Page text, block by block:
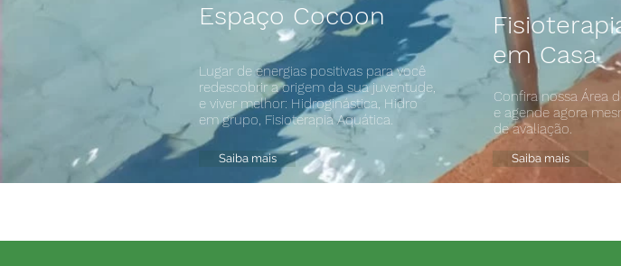
em Casa
Confira nossa Área
e agende agora
de avaliação.
Saiba mais
Espaço Cocoon
Lugar de energias positivas para você
redescobrir a origem da sua juventude,
e viver melhor: Hidroginástica, Hidro
em grupo, Fisioterapia Aquática.
Saiba mais